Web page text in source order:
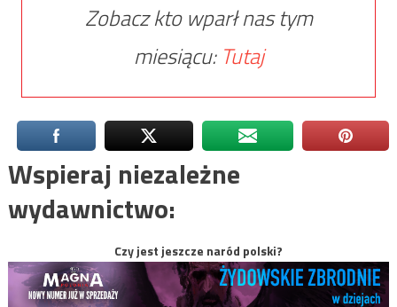
Zobacz kto wparł nas tym
miesiącu: Tutaj
Wspieraj niezależne
wydawnictwo:
Czy jest jeszcze naród polski?